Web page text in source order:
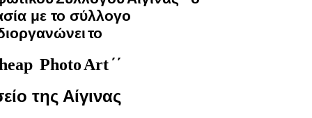
με το σύλλογο
το
PhotoArt΄΄
της Αίγινας